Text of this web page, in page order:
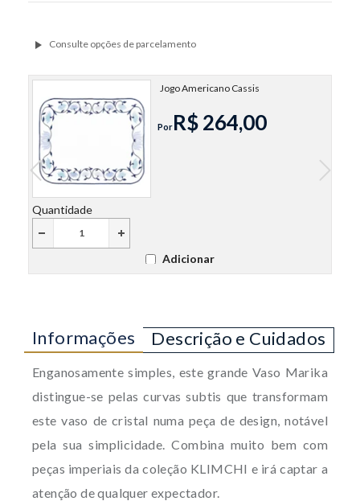
Quantidade
Jogo Americano Cassis
R$ 264,00
Adicionar
Informações Descrição e Cuidados
Enganosamente simples, este grande Vaso Marika
distingue-se pelas curvas subtis que transformam
este vaso de cristal numa peça de design, notável
pela sua simplicidade. Combina muito bem com
peças imperiais da coleção KLIMCHI e irá captar a
atenção de qualquer expectador.